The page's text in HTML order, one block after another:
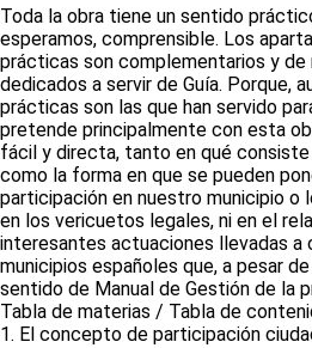
Toda la obra tiene un sentido
esperamos, comprensible. Los
prácticas son complementarios y de
dedicados a servir de Guía. Porque,
prácticas son las que han servido
pretende principalmente con esta
fácil y directa, tanto en qué
como la forma en que se pueden
participación en nuestro municipio o
en los vericuetos legales, ni en el
interesantes actuaciones llevadas a
municipios españoles que, a pesar
sentido de Manual de Gestión de la
Tabla de materias / Tabla de
1. El concepto de participación